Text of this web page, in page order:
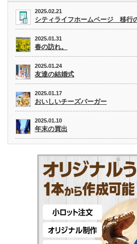
2025.02.21
シティライフホームページ 移行
2025.01.31
春の訪れ。
2025.01.24
友達の結婚式
2025.01.17
おいしいチーズバーガー
2025.01.10
年末の買出